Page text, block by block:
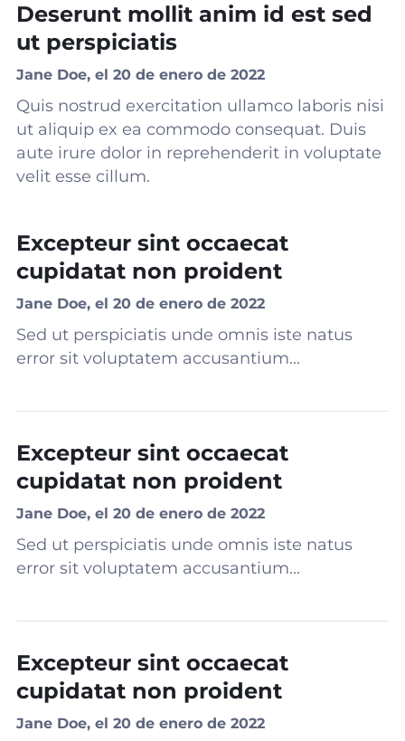
Deserunt mollit anim id est sed
ut perspiciatis
Jane Doe, el 20 de enero de 2022
Quis nostrud exercitation ullamco laboris nisi
ut aliquip ex ea commodo consequat. Duis
aute irure dolor in reprehenderit in voluptate
velit esse cillum.
Excepteur sint occaecat
cupidatat non proident
Jane Doe, el 20 de enero de 2022
Sed ut perspiciatis unde omnis iste natus
error sit voluptatem accusantium...
Excepteur sint occaecat
cupidatat non proident
Jane Doe, el 20 de enero de 2022
Sed ut perspiciatis unde omnis iste natus
error sit voluptatem accusantium...
Excepteur sint occaecat
cupidatat non proident
Jane Doe, el 20 de enero de 2022